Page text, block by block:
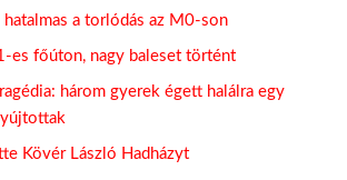
a torlódás az M0-son
es főúton, nagy baleset történt
három gyerek égett halálra egy
Kövér László Hadházyt